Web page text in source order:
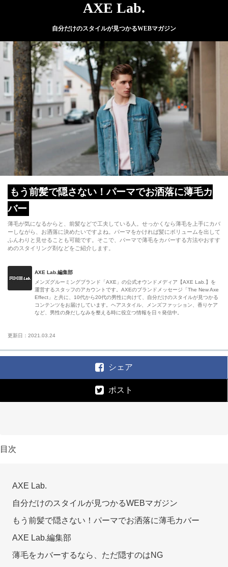
AXE Lab.
自分だけのスタイルが見つかるWEBマガジン
もう前髪で隠さない！パーマでお洒落に薄毛カ
バー
薄毛が気になるからと、前髪などで工夫している人。せっかくなら薄毛を上手にカバ
ーしながら、お洒落に決めたいですよね。パーマをかければ髪にボリュームを出して
ふんわりと見せることも可能です。そこで、パーマで薄毛をカバーする方法やおすす
めのスタイリング剤などをご紹介します。
AXE Lab.編集部
メンズグルーミングブランド「AXE」の公式オウンドメディア【AXE Lab.】を
運営するスタッフのアカウントです。AXEのブランドメッセージ「The New Axe
Effect」と共に、10代から20代の男性に向けて、自分だけのスタイルが見つかる
コンテンツをお届けしています。ヘアスタイル、メンズファッション、香りケア
など、男性の身だしなみを整える時に役立つ情報を日々発信中。
更新日：2021.03.24
シェア
ポスト
目次
AXE Lab.
自分だけのスタイルが見つかるWEBマガジン
もう前髪で隠さない！パーマでお洒落に薄毛カバー
AXE Lab.編集部
薄毛をカバーするなら、ただ隠すのはNG